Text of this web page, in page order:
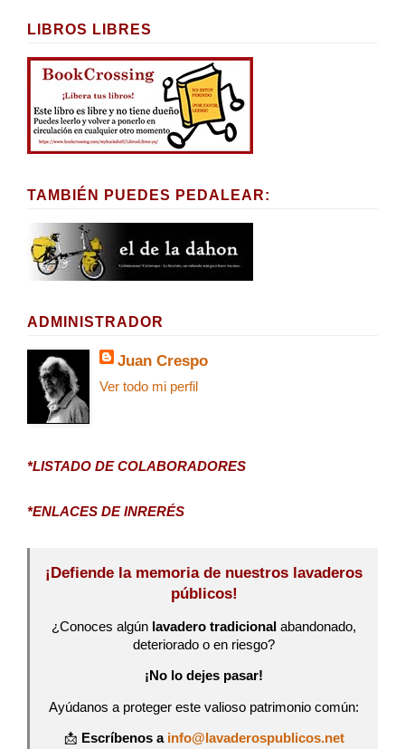
LIBROS LIBRES
TAMBIÉN PUEDES PEDALEAR:
ADMINISTRADOR
Juan Crespo
Ver todo mi perfil
*LISTADO DE COLABORADORES
*ENLACES DE INRERÉS
¡Defiende la memoria de nuestros lavaderos
públicos!
¿Conoces algún lavadero tradicional abandonado,
deteriorado o en riesgo?
¡No lo dejes pasar!
Ayúdanos a proteger este valioso patrimonio común:
📩 Escríbenos a info@lavaderospublicos.net